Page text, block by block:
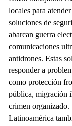
locales para
soluciones de
abarcan guerra
comunicaciones
antidrones. Estas
responder a
como protección
pública, migración
crimen organizado.
Latinoamérica